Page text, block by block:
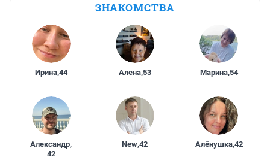
ЗНАКОМСТВА
Ирина,44 Алена,53 Марина,54
Александр,
42
New,42 Алёнушка,42